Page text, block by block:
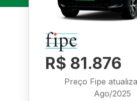
R$ 81.876
Preço Fipe
Ago/2025